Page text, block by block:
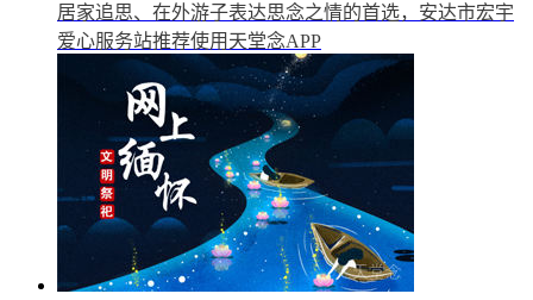
居家追思、在外游子表达思念之情的首选，安达市宏宇
爱心服务站推荐使用天堂念APP